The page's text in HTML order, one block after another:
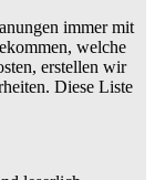
immer mit
welche
erstellen wir
Diese Liste